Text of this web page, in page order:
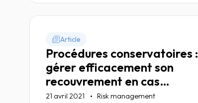
Article
Procédures conservatoires :
gérer efficacement son
recouvrement en cas
d’urgence
21 avril 2021 Risk management